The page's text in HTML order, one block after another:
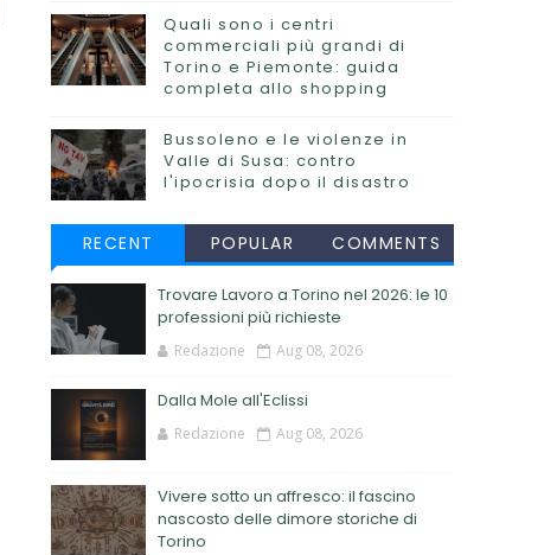
Quali sono i centri
commerciali più grandi di
Torino e Piemonte: guida
completa allo shopping
Bussoleno e le violenze in
Valle di Susa: contro
l'ipocrisia dopo il disastro
RECENT POPULAR COMMENTS
Trovare Lavoro a Torino nel 2026: le 10
professioni più richieste
Redazione Aug 08, 2026
Dalla Mole all'Eclissi
Redazione Aug 08, 2026
Vivere sotto un affresco: il fascino
nascosto delle dimore storiche di
Torino